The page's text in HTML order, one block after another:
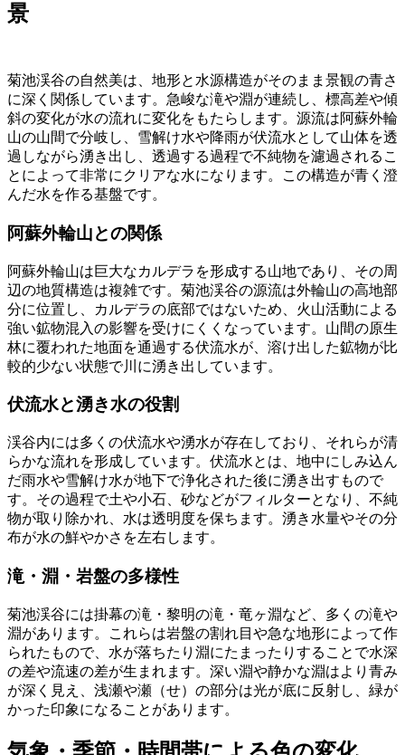
景
菊池渓谷の自然美は、地形と水源構造がそのまま景観の青さ
に深く関係しています。急峻な滝や淵が連続し、標高差や傾
斜の変化が水の流れに変化をもたらします。源流は阿蘇外輪
山の山間で分岐し、雪解け水や降雨が伏流水として山体を透
過しながら湧き出し、透過する過程で不純物を濾過されるこ
とによって非常にクリアな水になります。この構造が青く澄
んだ水を作る基盤です。
阿蘇外輪山との関係
阿蘇外輪山は巨大なカルデラを形成する山地であり、その周
辺の地質構造は複雑です。菊池渓谷の源流は外輪山の高地部
分に位置し、カルデラの底部ではないため、火山活動による
強い鉱物混入の影響を受けにくくなっています。山間の原生
林に覆われた地面を通過する伏流水が、溶け出した鉱物が比
較的少ない状態で川に湧き出しています。
伏流水と湧き水の役割
渓谷内には多くの伏流水や湧水が存在しており、それらが清
らかな流れを形成しています。伏流水とは、地中にしみ込ん
だ雨水や雪解け水が地下で浄化された後に湧き出すもので
す。その過程で土や小石、砂などがフィルターとなり、不純
物が取り除かれ、水は透明度を保ちます。湧き水量やその分
布が水の鮮やかさを左右します。
滝・淵・岩盤の多様性
菊池渓谷には掛幕の滝・黎明の滝・竜ヶ淵など、多くの滝や
淵があります。これらは岩盤の割れ目や急な地形によって作
られたもので、水が落ちたり淵にたまったりすることで水深
の差や流速の差が生まれます。深い淵や静かな淵はより青み
が深く見え、浅瀬や瀬（せ）の部分は光が底に反射し、緑が
かった印象になることがあります。